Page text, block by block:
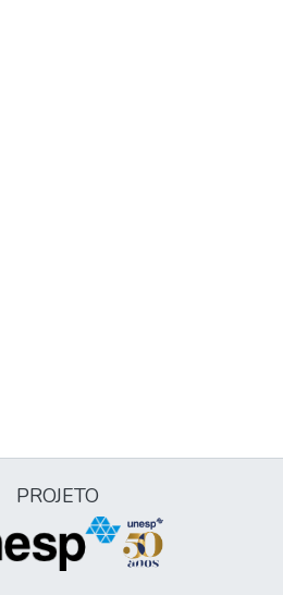
PROJETO